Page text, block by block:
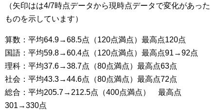
（矢印はは4/7時点データから現時点データで変化があった
ものを示しています）
算数：平均64.9→68.5点（120点満点）最高点120点
国語：平均59.8→60.4点（120点満点）最高点91→92点
理科：平均37.6→38.7点（80点満点）最高点63点
社会：平均43.3→44.6点（80点満点）最高点72点
総合：平均205.7→212.5点（400点満点） 最高点
301→330点